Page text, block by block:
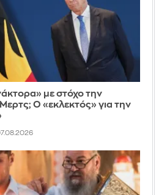
με στόχο την
Ο «εκλεκτός» για την